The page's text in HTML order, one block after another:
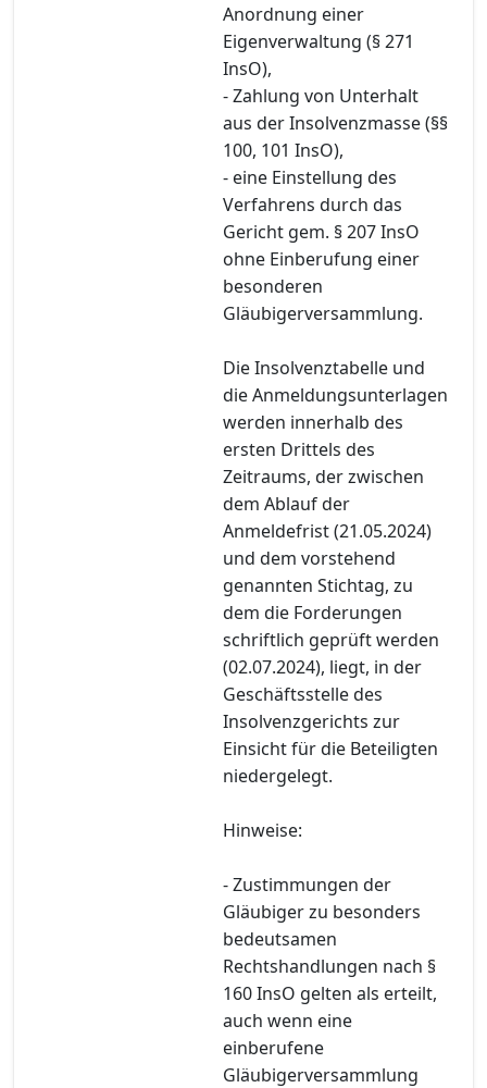
Anordnung einer
Eigenverwaltung (§ 271
InsO),
- Zahlung von Unterhalt
aus der Insolvenzmasse (§§
100, 101 InsO),
- eine Einstellung des
Verfahrens durch das
Gericht gem. § 207 InsO
ohne Einberufung einer
besonderen
Gläubigerversammlung.
Die Insolvenztabelle und
die Anmeldungsunterlagen
werden innerhalb des
ersten Drittels des
Zeitraums, der zwischen
dem Ablauf der
Anmeldefrist (21.05.2024)
und dem vorstehend
genannten Stichtag, zu
dem die Forderungen
schriftlich geprüft werden
(02.07.2024), liegt, in der
Geschäftsstelle des
Insolvenzgerichts zur
Einsicht für die Beteiligten
niedergelegt.
Hinweise:
- Zustimmungen der
Gläubiger zu besonders
bedeutsamen
Rechtshandlungen nach §
160 InsO gelten als erteilt,
auch wenn eine
einberufene
Gläubigerversammlung